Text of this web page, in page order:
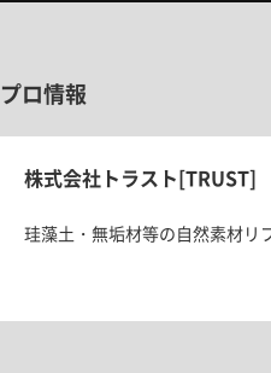
プロ情報
株式会社トラスト[TRUST]
珪藻土・無垢材等の自然素材リ